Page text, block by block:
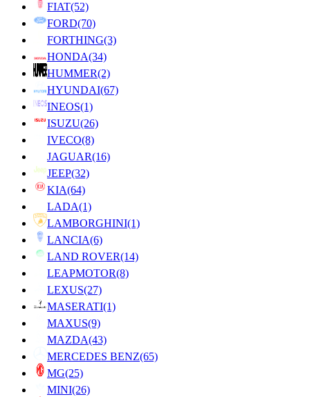
FIAT(52)
FORD(70)
FORTHING(3)
HONDA(34)
HUMMER(2)
HYUNDAI(67)
INEOS(1)
ISUZU(26)
IVECO(8)
JAGUAR(16)
JEEP(32)
KIA(64)
LADA(1)
LAMBORGHINI(1)
LANCIA(6)
LAND ROVER(14)
LEAPMOTOR(8)
LEXUS(27)
MASERATI(1)
MAXUS(9)
MAZDA(43)
MERCEDES BENZ(65)
MG(25)
MINI(26)